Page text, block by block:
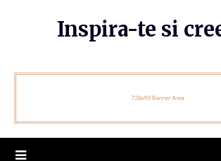
Inspira-te si